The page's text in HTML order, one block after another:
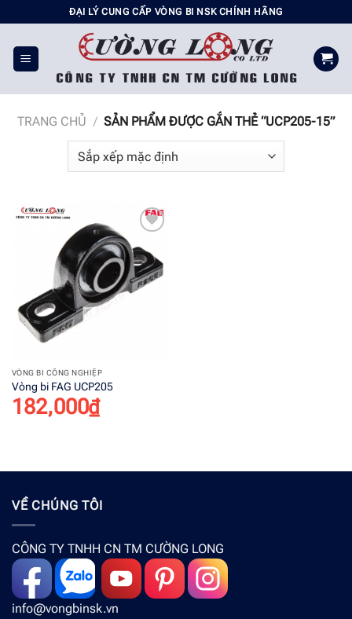
đến
nội
dung
ĐẠI LÝ CUNG CẤP VÒNG BI NSK CHÍNH HÃNG
TRANG CHỦ / SẢN PHẨM ĐƯỢC GẮN THẺ “UCP205-15”
Add to
wishlist
VÒNG BI CÔNG NGHIỆP
Vòng bi FAG UCP205
182,000₫
VỀ CHÚNG TÔI
CÔNG TY TNHH CN TM CƯỜNG LONG
info@vongbinsk.vn